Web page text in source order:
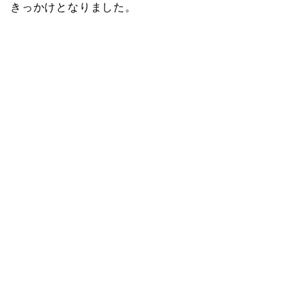
きっかけとなりました。